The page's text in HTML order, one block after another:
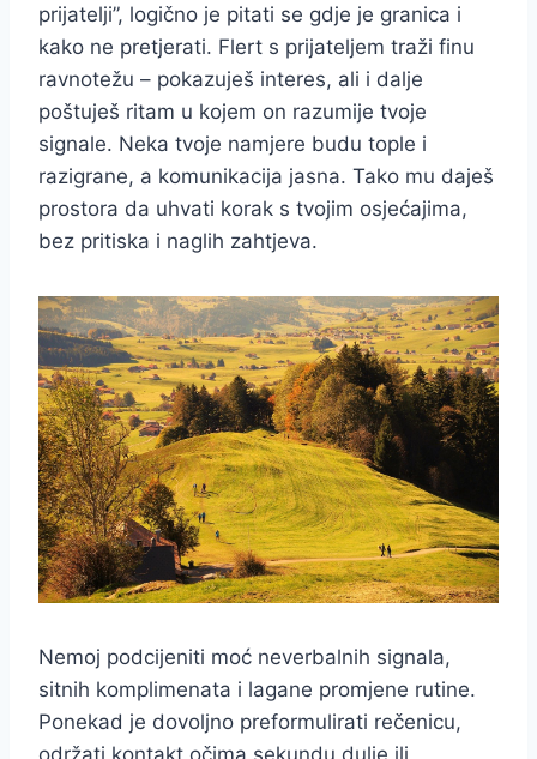
prijatelji”, logično je pitati se gdje je granica i
kako ne pretjerati. Flert s prijateljem traži finu
ravnotežu – pokazuješ interes, ali i dalje
poštuješ ritam u kojem on razumije tvoje
signale. Neka tvoje namjere budu tople i
razigrane, a komunikacija jasna. Tako mu daješ
prostora da uhvati korak s tvojim osjećajima,
bez pritiska i naglih zahtjeva.
Nemoj podcijeniti moć neverbalnih signala,
sitnih komplimenata i lagane promjene rutine.
Ponekad je dovoljno preformulirati rečenicu,